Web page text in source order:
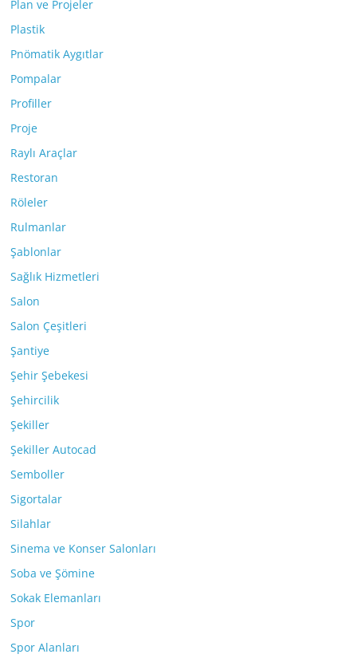
Plan ve Projeler
Plastik
Pnömatik Aygıtlar
Pompalar
Profiller
Proje
Raylı Araçlar
Restoran
Röleler
Rulmanlar
Şablonlar
Sağlık Hizmetleri
Salon
Salon Çeşitleri
Şantiye
Şehir Şebekesi
Şehircilik
Şekiller
Şekiller Autocad
Semboller
Sigortalar
Silahlar
Sinema ve Konser Salonları
Soba ve Şömine
Sokak Elemanları
Spor
Spor Alanları